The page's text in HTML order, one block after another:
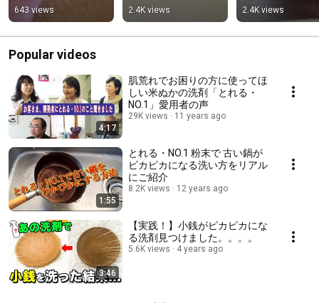
643 views 2.4K views 2.4K views
Popular videos
4:17
肌荒れでお困りの方に使ってほ
しい米ぬかの洗剤「とれる・
NO.1」愛用者の声
29K views 11 years ago
1:55
とれる・NO.1 粉末で 古い鍋が
ピカピカになる洗い方をリアル
にご紹介
8.2K views 12 years ago
3:46
【実践！】小銭がピカピカにな
る洗剤見つけました。。。。
5.6K views 4 years ago